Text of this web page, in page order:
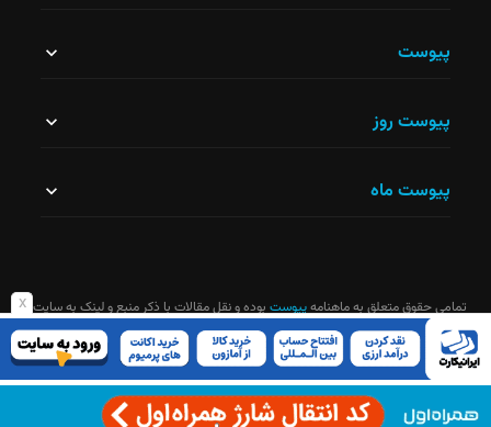
x
نباید
شود.
پیوست
پیوست روز
پیوست ماه
تمامی حقوق متعلق به ماهنامهپیوست بوده و نقل مقالات با ذکر منبع و لینک به سایت
ماهنامه آزاد است